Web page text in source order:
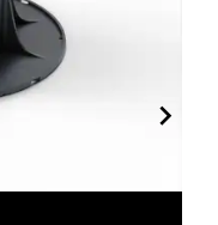
